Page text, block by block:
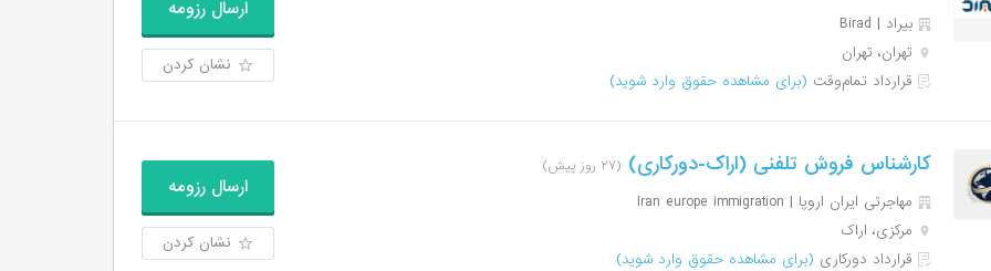
بیراد | Birad
تهران، تهران
قرارداد تمام‌وقت (برای مشاهده حقوق وارد شوید)
ارسال رزومه
نشان کردن
کارشناس فروش تلفنی (اراک-دورکاری) (۲۷ روز پیش)
مهاجرتی ایران اروپا | Iran europe immigration
مرکزی، اراک
قرارداد دورکاری (برای مشاهده حقوق وارد شوید)
ارسال رزومه
نشان کردن